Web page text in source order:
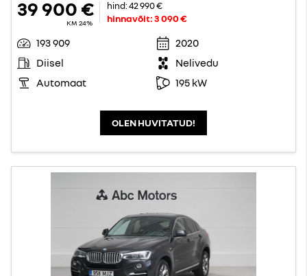
39 900 €
KM 24%
hind:42 990 €
hinnavõit:3 090 €
193 909
2020
Diisel
Nelivedu
Automaat
195 kW
OLEN HUVITATUD!